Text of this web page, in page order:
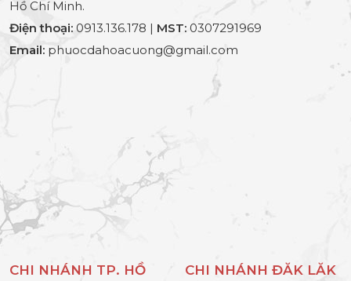
Hồ Chí Minh.
Điện thoại: 0913.136.178 | MST: 0307291969
Email: phuocdahoacuong@gmail.com
CHI NHÁNH TP. HỒ
CHI NHÁNH ĐĂK LĂK